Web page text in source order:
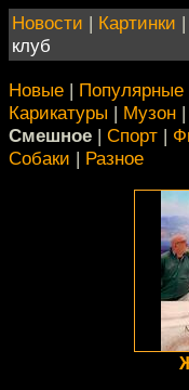
Новости | Картинки |
клуб
Новые | Популярные
Карикатуры | Музон |
Смешное | Спорт |
Собаки | Разное